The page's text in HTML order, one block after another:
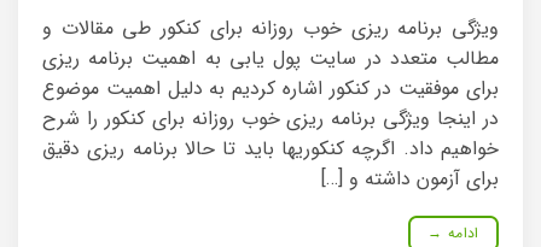
ویژگی برنامه ریزی خوب روزانه برای کنکور طی مقالات و
مطالب متعدد در سایت پول یابی به اهمیت برنامه ریزی
برای موفقیت در کنکور اشاره کردیم به دلیل اهمیت موضوع
در اینجا ویژگی برنامه ریزی خوب روزانه برای کنکور را شرح
خواهیم داد. اگرچه کنکوریها باید تا حالا برنامه ریزی دقیق
برای آزمون داشته و […]
ادامه →